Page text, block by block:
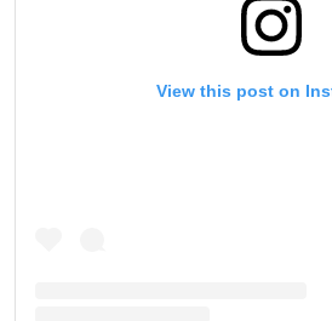
View this post on